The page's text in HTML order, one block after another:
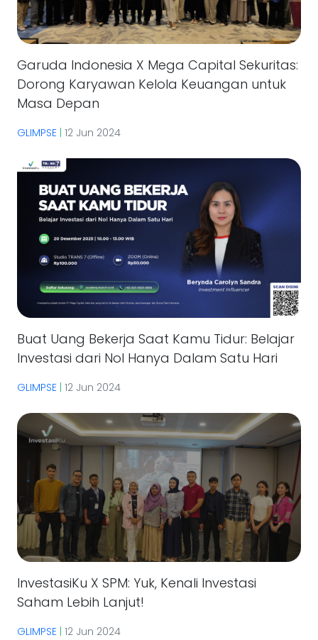
Garuda Indonesia X Mega Capital Sekuritas:
Dorong Karyawan Kelola Keuangan untuk
Masa Depan
GLIMPSE | 12 Jun 2024
Buat Uang Bekerja Saat Kamu Tidur: Belajar
Investasi dari Nol Hanya Dalam Satu Hari
GLIMPSE | 12 Jun 2024
InvestasiKu X SPM: Yuk, Kenali Investasi
Saham Lebih Lanjut!
GLIMPSE 12 Jun 2024